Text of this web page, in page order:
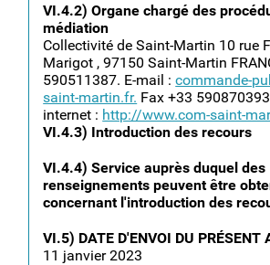
VI.4.2) Organe chargé des
médiation
Collectivité de Saint-Martin 10 rue
Marigot , 97150 Saint-Martin
590511387. E-mail :commande-
saint-martin.fr. Fax +33
internet : http://www.com-saint-
VI.4.3) Introduction des recours
VI.4.4) Service auprès duquel des
renseignements peuvent être
concernant l'introduction des
VI.5) DATE D'ENVOI DU PRÉSENT
11 janvier 2023